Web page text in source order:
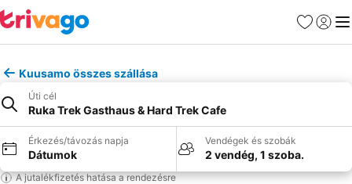
Kedvencek
Kuusamo összes szállása
Úti cél
Ruka Trek Gasthaus & Hard Trek Cafe
Érkezés/távozás napja
Dátumok
Vendégek és szobák
2 vendég, 1 szoba.
A jutalékfizetés hatása a rendezésre